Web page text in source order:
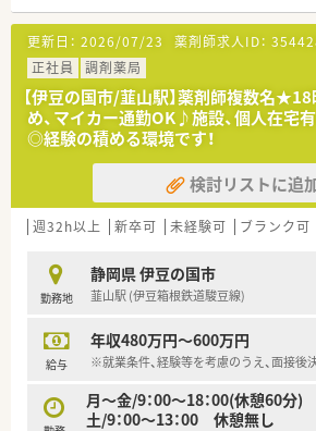
【勤務実態について】
■残業がほとんど発生せず、平日は18時
も充実できます。
■お休みは日曜・祝日と土曜午後で、週
務体系です。
■シフトの協力体制が万全なため、有給
得も可能です。
【想定される業務内容】
■透析クリニック門前で、専門性の高い
薬指導が中心です。
進められます。
■OTC医薬品の販売にも関わっていただ
ョンも支援します。
更新日： 2026/07/23 薬剤師求人ID：
正社員
調剤薬局
【伊豆の国市/韮山駅】薬剤師複数名
め、マイカー通勤OK♪施設、個人在宅
◎経験の積める環境です！
検討リストに追
週32h以上 新卒可 未経験可 ブランク可
勤務地
静岡県 伊豆の国市
韮山駅 (伊豆箱根鉄道駿豆線)
給与
年収480万円～600万円
※就業条件、経験等を考慮のうえ、面接後
月～金/9：00～18：00(休憩60分)
土/9：00～13：00 休憩無し